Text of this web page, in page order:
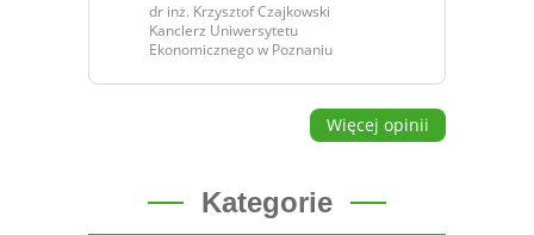
dr inż. Krzysztof Czajkowski
Kanclerz Uniwersytetu
Ekonomicznego w Poznaniu
Więcej opinii
Kategorie